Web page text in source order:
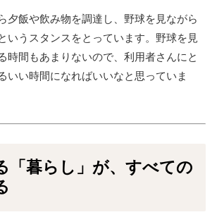
夕飯や飲み物を調達し、野球を見ながら
いうスタンスをとっています。野球を見
時間もあまりないので、利用者さんにと
いい時間になればいいなと思っていま
「暮らし」が、すべての